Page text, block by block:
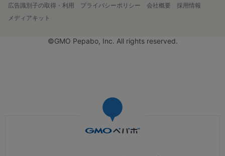
広告識別子の取得・利用
プライバシーポリシー 会社概要
採用情報
メディアキット
©GMO Pepabo, Inc. All rights reserved.